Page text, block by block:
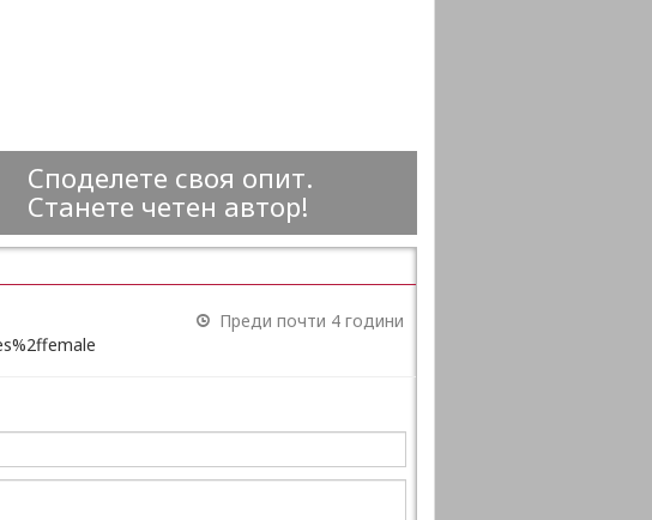
Споделете своя опит.
Станете четен автор!
Преди почти 4 години